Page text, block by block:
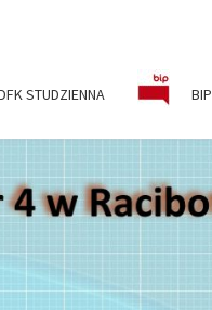
STUDZIENNA BIP